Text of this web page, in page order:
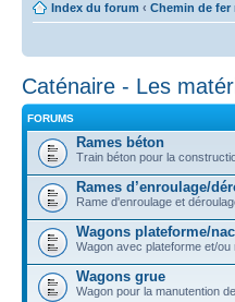
Index du forum ‹ Chemin de fer
Caténaire - Les
FORUMS
Rames béton
Train béton pour la
Rames d’enroulage/
Rame d'enroulage et
Wagons plateforme/
Wagon avec plateforme et/ou
Wagons grue
Wagon pour la manutention